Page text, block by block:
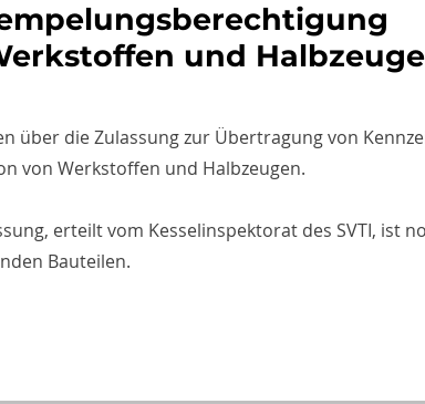
und
über die Zulassung zur Übertragung von
von Werkstoffen und Halbzeugen.
erteilt vom Kesselinspektorat des SVTI, ist
Bauteilen.